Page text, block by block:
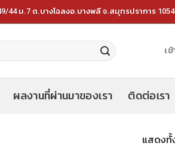
44 ม.7 ต.บางโฉลงอ.บางพลี จ.สมุทรปราการ
เ
ผลงานที่ผ่านมาของเรา ติดต่อเรา
แสดงทั้